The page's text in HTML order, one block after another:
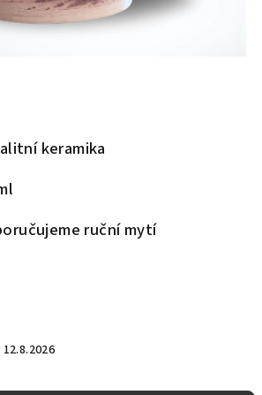
keramika
ruční mytí
12.8.2026